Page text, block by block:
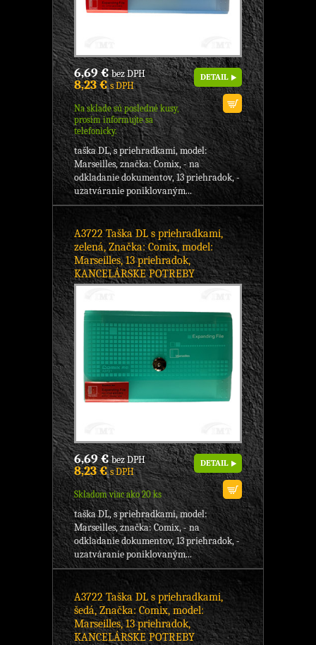
6,69 €bez DPH
8,23 €s DPH
Na sklade sú posledné kusy,
prosím informujte sa
telefonicky.
DETAIL
taška DL, s priehradkami, model:
Marseilles, značka: Comix, - na
odkladanie dokumentov, 13 priehradok, -
uzatváranie poniklovaným...
A3722 Taška DL s priehradkami,
zelená, Značka: Comix, model:
Marseilles, 13 priehradok,
KANCELÁRSKE POTREBY
6,69 €bez DPH
8,23 €s DPH
Skladom viac ako 20 ks
DETAIL
taška DL, s priehradkami, model:
Marseilles, značka: Comix, - na
odkladanie dokumentov, 13 priehradok, -
uzatváranie poniklovaným...
A3722 Taška DL s priehradkami,
šedá, Značka: Comix, model:
Marseilles, 13 priehradok,
KANCELÁRSKE POTREBY